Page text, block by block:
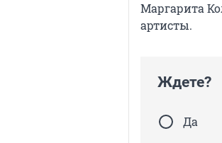
Маргарита
артисты.
Ждете?
Да